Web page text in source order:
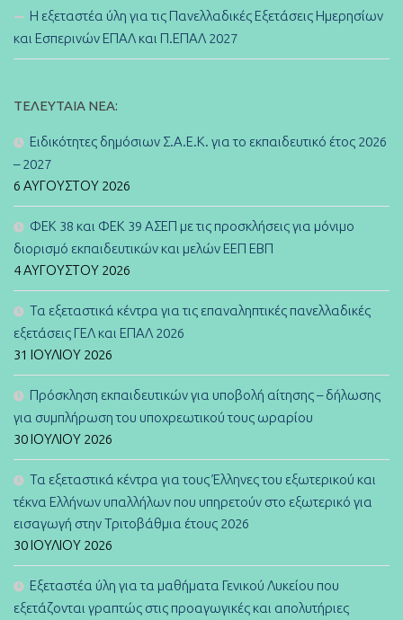
Η εξεταστέα ύλη για τις Πανελλαδικές Εξετάσεις Ημερησίων
και Εσπερινών ΕΠΑΛ και Π.ΕΠΑΛ 2027
ΤΕΛΕΥΤΑΊΑ ΝΈΑ:
Ειδικότητες δημόσιων Σ.Α.Ε.Κ. για το εκπαιδευτικό έτος 2026
– 2027
6 ΑΥΓΟΎΣΤΟΥ 2026
ΦΕΚ 38 και ΦΕΚ 39 ΑΣΕΠ με τις προσκλήσεις για μόνιμο
διορισμό εκπαιδευτικών και μελών ΕΕΠ ΕΒΠ
4 ΑΥΓΟΎΣΤΟΥ 2026
Τα εξεταστικά κέντρα για τις επαναληπτικές πανελλαδικές
εξετάσεις ΓΕΛ και ΕΠΑΛ 2026
31 ΙΟΥΛΊΟΥ 2026
Πρόσκληση εκπαιδευτικών για υποβολή αίτησης – δήλωσης
για συμπλήρωση του υποχρεωτικού τους ωραρίου
30 ΙΟΥΛΊΟΥ 2026
Τα εξεταστικά κέντρα για τους Έλληνες του εξωτερικού και
τέκνα Ελλήνων υπαλλήλων που υπηρετούν στο εξωτερικό για
εισαγωγή στην Τριτοβάθμια έτους 2026
30 ΙΟΥΛΊΟΥ 2026
Εξεταστέα ύλη για τα μαθήματα Γενικού Λυκείου που
εξετάζονται γραπτώς στις προαγωγικές και απολυτήριες